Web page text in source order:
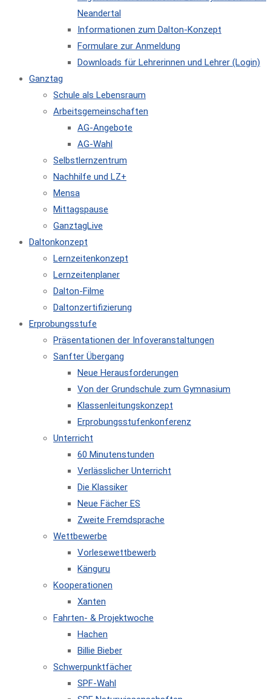
Neandertal
Informationen zum Dalton-Konzept
Formulare zur Anmeldung
Downloads für Lehrerinnen und Lehrer (Login)
Ganztag
Schule als Lebensraum
Arbeitsgemeinschaften
AG-Angebote
AG-Wahl
Selbstlernzentrum
Nachhilfe und LZ+
Mensa
Mittagspause
GanztagLive
Daltonkonzept
Lernzeitenkonzept
Lernzeitenplaner
Dalton-Filme
Daltonzertifizierung
Erprobungsstufe
Präsentationen der Infoveranstaltungen
Sanfter Übergang
Neue Herausforderungen
Von der Grundschule zum Gymnasium
Klassenleitungskonzept
Erprobungsstufenkonferenz
Unterricht
60 Minutenstunden
Verlässlicher Unterricht
Die Klassiker
Neue Fächer ES
Zweite Fremdsprache
Wettbewerbe
Vorlesewettbewerb
Känguru
Kooperationen
Xanten
Fahrten- & Projektwoche
Hachen
Billie Bieber
Schwerpunktfächer
SPF-Wahl